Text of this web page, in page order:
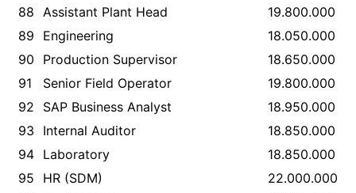
88 Assistant Plant Head
19.800.000
89
Engineering
18.050.000
90
Production Supervisor
18.650.000
91
Senior Field Operator
19.800.000
92
SAP Business Analyst
18.950.000
93
Internal Auditor
18.850.000
94 Laboratory
18.850.000
95
HR (SDM)
22.000.000